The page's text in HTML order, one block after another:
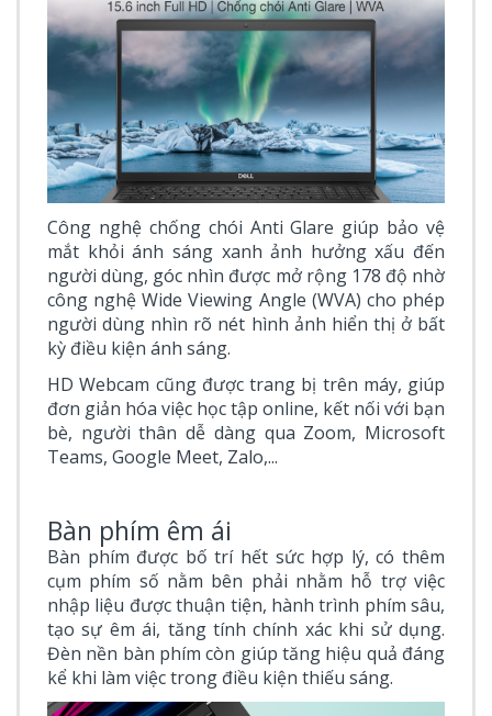
Công nghệ chống chói Anti Glare giúp bảo vệ
mắt khỏi ánh sáng xanh ảnh hưởng xấu đến
người dùng, góc nhìn được mở rộng 178 độ nhờ
công nghệ Wide Viewing Angle (WVA) cho phép
người dùng nhìn rõ nét hình ảnh hiển thị ở bất
kỳ điều kiện ánh sáng.
HD Webcam cũng được trang bị trên máy, giúp
đơn giản hóa việc học tập online, kết nối với bạn
bè, người thân dễ dàng qua Zoom, Microsoft
Teams, Google Meet, Zalo,...
Bàn phím êm ái
Bàn phím được bố trí hết sức hợp lý, có thêm
cụm phím số nằm bên phải nhằm hỗ trợ việc
nhập liệu được thuận tiện, hành trình phím sâu,
tạo sự êm ái, tăng tính chính xác khi sử dụng.
Đèn nền bàn phím còn giúp tăng hiệu quả đáng
kể khi làm việc trong điều kiện thiếu sáng.